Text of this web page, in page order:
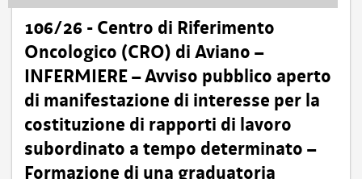
106/26 - Centro di Riferimento
Oncologico (CRO) di Aviano –
INFERMIERE – Avviso pubblico aperto
di manifestazione di interesse per la
costituzione di rapporti di lavoro
subordinato a tempo determinato –
Formazione di una graduatoria